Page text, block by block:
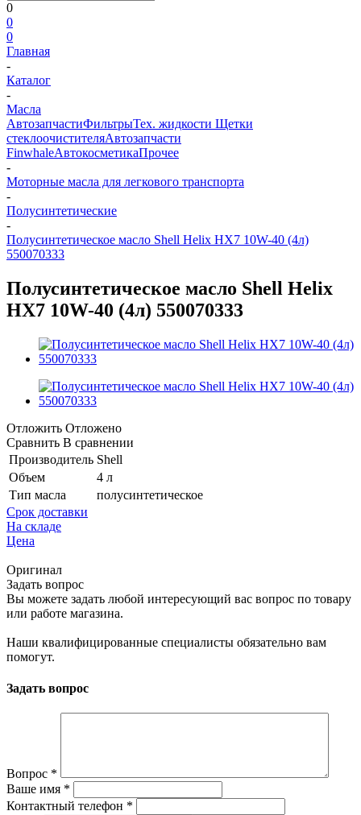
0
0
0
Главная
-
Каталог
-
Масла
АвтозапчастиФильтрыТех. жидкости Щетки
стеклоочистителяАвтозапчасти
FinwhaleАвтокосметикаПрочее
-
Моторные масла для легкового транспорта
-
Полусинтетические
-
Полусинтетическое масло Shell Helix HX7 10W-40 (4л)
550070333
Полусинтетическое масло Shell Helix
HX7 10W-40 (4л) 550070333
Отложить Отложено
Сравнить В сравнении
Производитель Shell
Объем
4 л
Тип масла
полусинтетическое
Срок доставки
На складе
Цена
Оригинал
Задать вопрос
Вы можете задать любой интересующий вас вопрос по товару
или работе магазина.
Наши квалифицированные специалисты обязательно вам
помогут.
Задать вопрос
Вопрос *
Ваше имя *
Контактный телефон *